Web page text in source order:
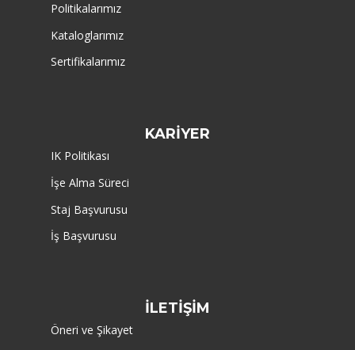
Politikalarımız
Kataloglarımız
Sertifikalarımız
KARİYER
IK Politikası
İşe Alma Süreci
Staj Başvurusu
İş Başvurusu
İLETİŞİM
Öneri ve Şikayet